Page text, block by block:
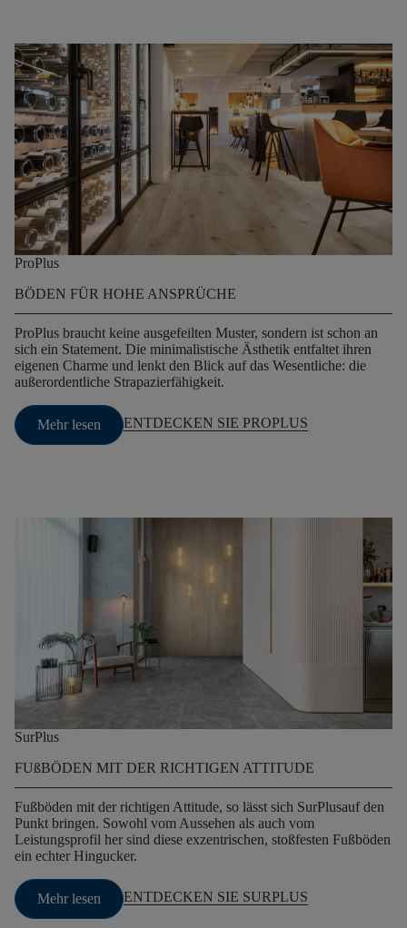
ProPlus
BÖDEN FÜR HOHE ANSPRÜCHE
ProPlus braucht keine ausgefeilten Muster, sondern ist schon an
sich ein Statement. Die minimalistische Ästhetik entfaltet ihren
eigenen Charme und lenkt den Blick auf das Wesentliche: die
außerordentliche Strapazierfähigkeit.
Mehr lesen ENTDECKEN SIE PROPLUS
SurPlus
FUßBÖDEN MIT DER RICHTIGEN ATTITUDE
Fußböden mit der richtigen Attitude, so lässt sich SurPlusauf den
Punkt bringen. Sowohl vom Aussehen als auch vom
Leistungsprofil her sind diese exzentrischen, stoßfesten Fußböden
ein echter Hingucker.
Mehr lesen ENTDECKEN SIE SURPLUS